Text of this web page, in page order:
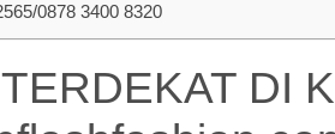
0878 3400 8320
DI